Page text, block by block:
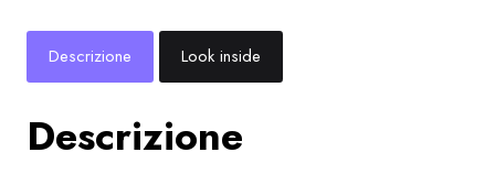
Descrizione Look inside
Descrizione